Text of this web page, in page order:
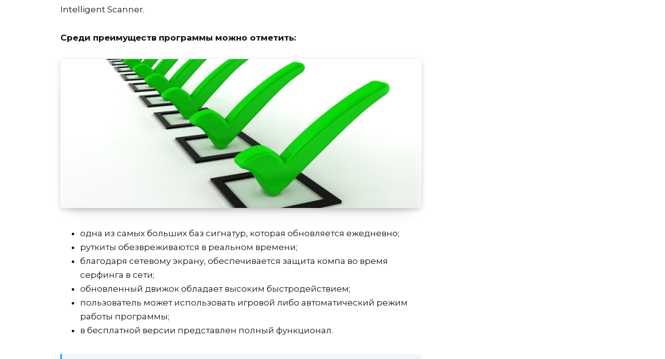
Intelligent Scanner.
Среди преимуществ программы можно отметить:
одна из самых больших баз сигнатур, которая обновляется ежедневно;
руткиты обезвреживаются в реальном времени;
благодаря сетевому экрану, обеспечивается защита компа во время
серфинга в сети;
обновленный движок обладает высоким быстродействием;
пользователь может использовать игровой либо автоматический режим
работы программы;
в бесплатной версии представлен полный функционал.